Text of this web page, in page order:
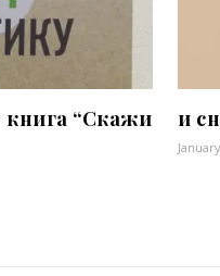
книга “Скажи
и